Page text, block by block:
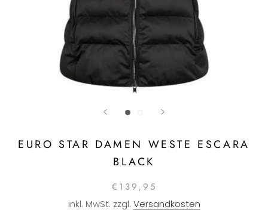
EURO STAR DAMEN WESTE ESCARA
BLACK
€139,95
inkl. MwSt. zzgl. Versandkosten